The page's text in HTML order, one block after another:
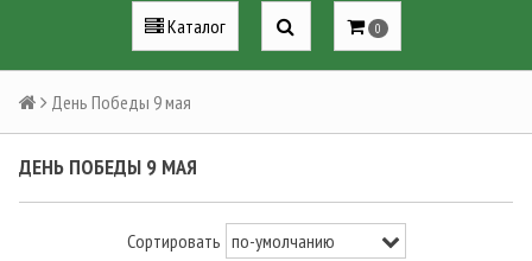
Каталог 0
День Победы 9 мая
ДЕНЬ ПОБЕДЫ 9 МАЯ
Сортировать